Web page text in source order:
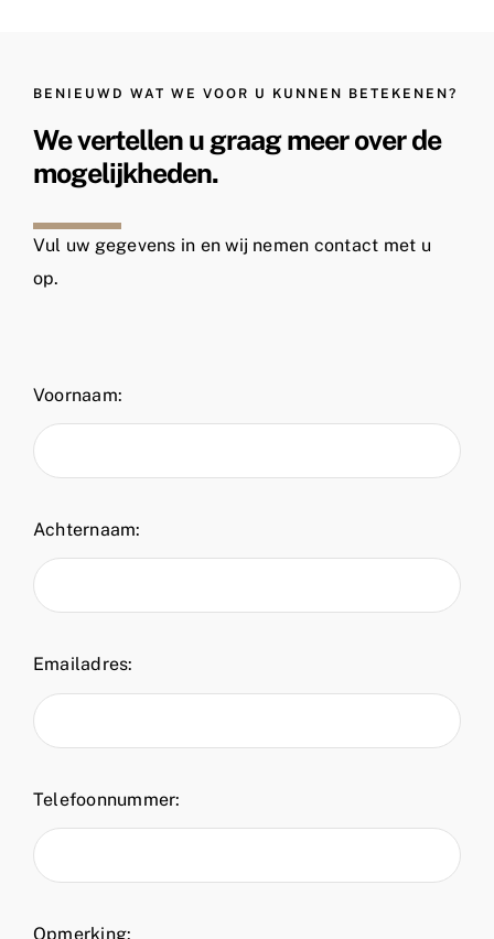
BENIEUWD WAT WE VOOR U KUNNEN BETEKENEN?
We vertellen u graag meer over de
mogelijkheden.
Vul uw gegevens in en wij nemen contact met u
op.
Voornaam:
Achternaam:
Emailadres:
Telefoonnummer:
Opmerking: